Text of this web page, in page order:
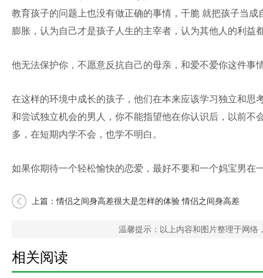
教育孩子的问题上也没有做正确的事情，干脆 就把孩子当
膨胀，认为自己才是孩子人生的主宰者，认为其他人的利益
他无法保护你，不愿意反抗自己的母亲，和爱不爱你这件事
在这样的环境中成长的孩子，他们在本来应该学习独立和思
和尝试独立机会的男人，你不能指望他在你认识后，以前
多，在短期内学不会，也学不明白。
如果你期待一个轻松愉快的恋爱，最好不要和一个妈宝男在
上篇：情侣之间身高差很大是怎样的体验 情侣之间身高差
温馨提示：以上内容和图片整理于网
相关阅读